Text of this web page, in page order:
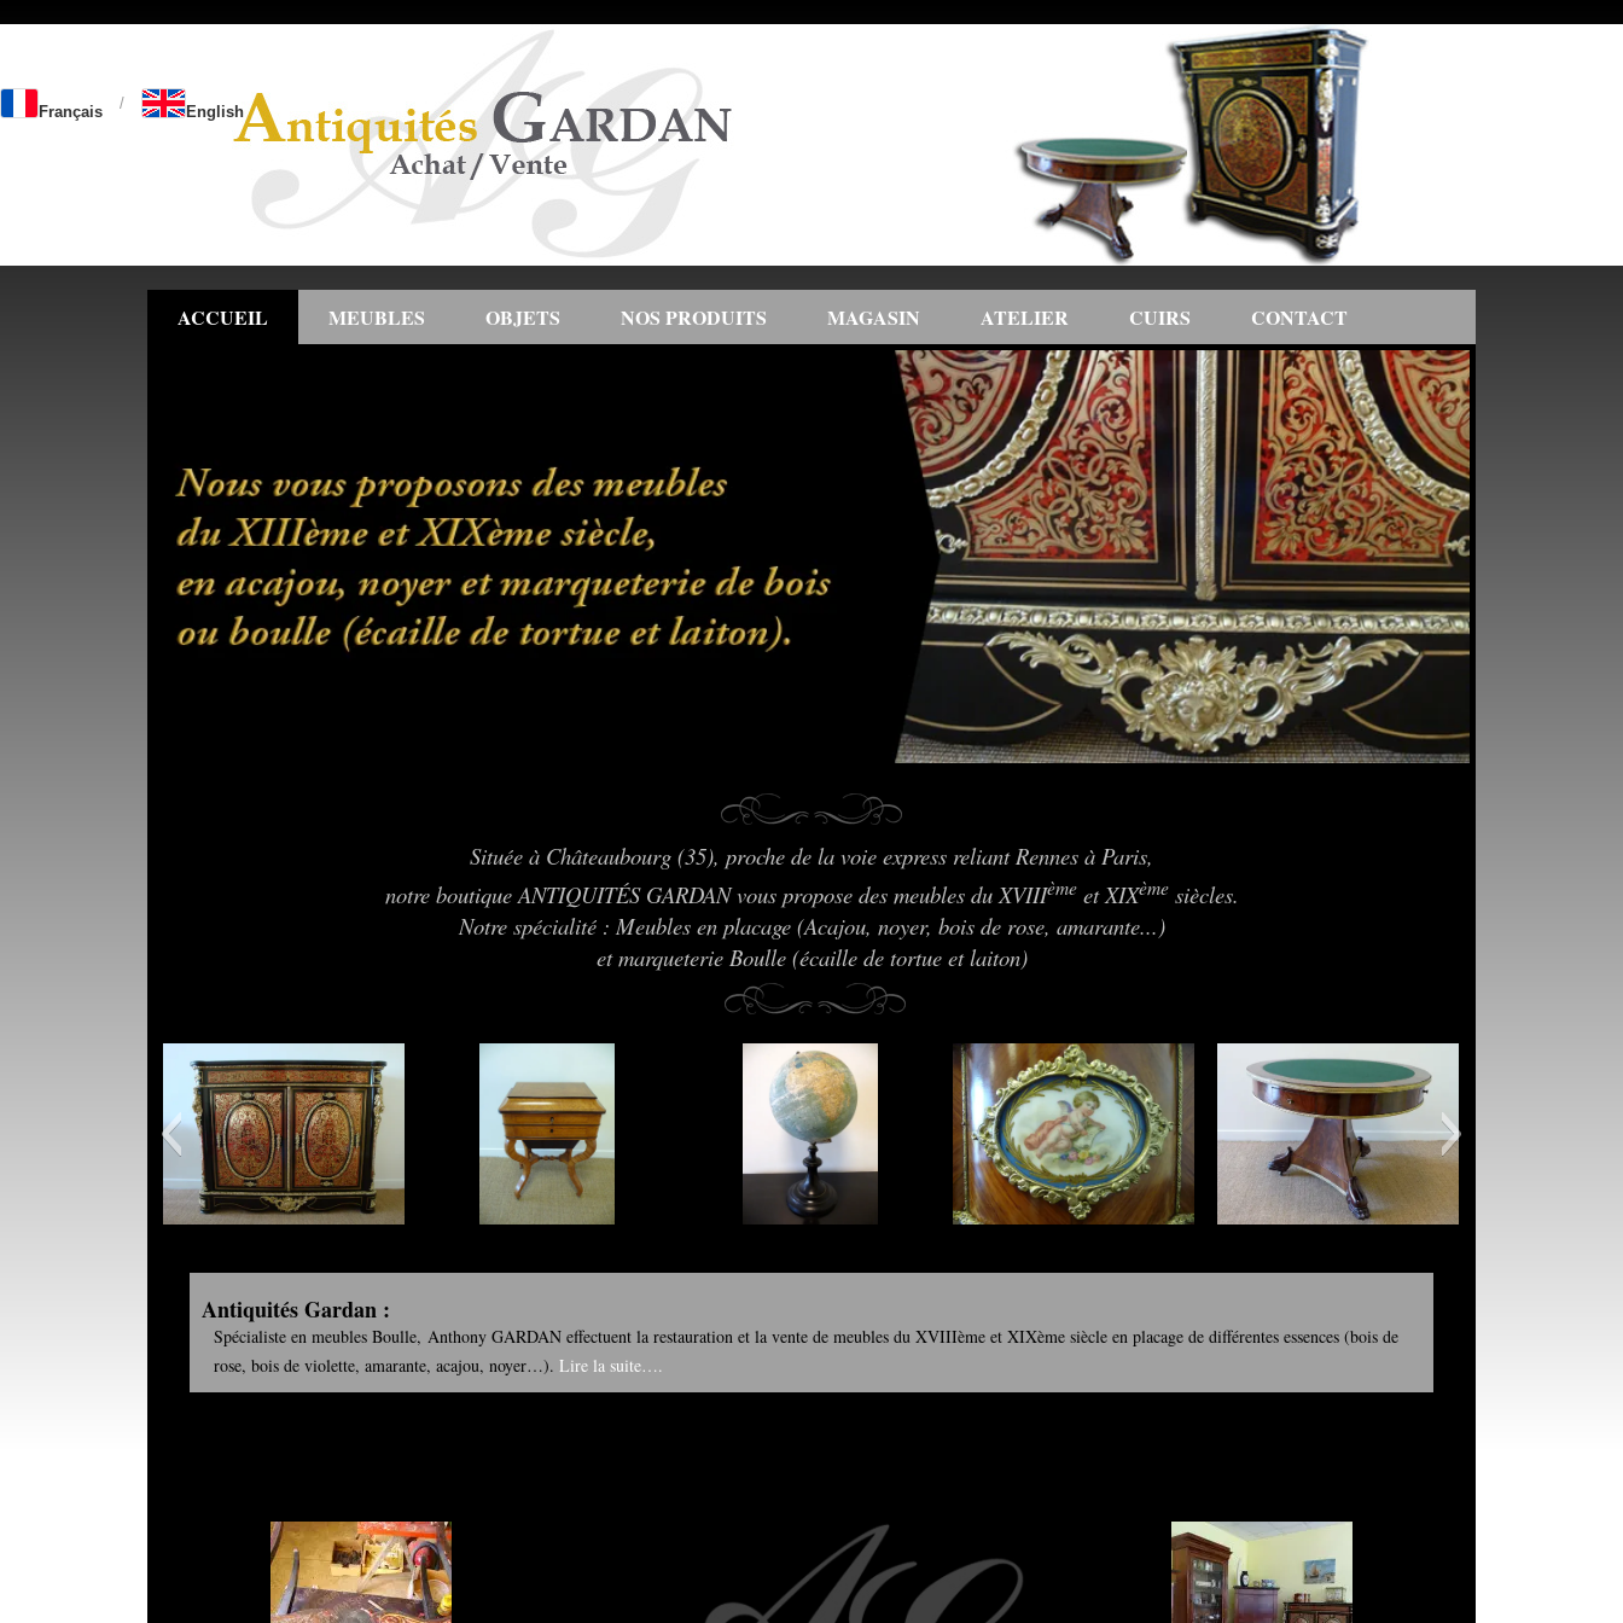
Français / English
ACCUEIL MEUBLES OBJETS NOS PRODUITS MAGASIN ATELIER CUIRS CONTACT
Située à Châteaubourg (35), proche de la voie express reliant Rennes à Paris,
notre boutique ANTIQUITÉS GARDAN vous propose des meubles du XVIIIèmeet XIXèmesiècles.
Notre spécialité : Meubles en placage (Acajou, noyer, bois de rose, amarante...)
et marqueterie Boulle (écaille de tortue et laiton)
Antiquités Gardan :
Spécialiste en meubles Boulle, Anthony GARDAN effectuent la restauration et la vente de meubles du XVIIIème et XIXème siècle en placage de différentes essences (bois de
rose, bois de violette, amarante, acajou, noyer…). Lire la suite….